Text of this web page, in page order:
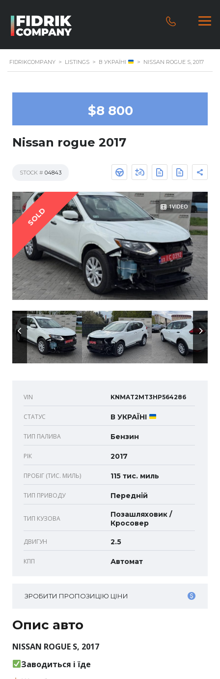
FIDRIKCOMPANY > LISTINGS > В УКРАЇНІ > NISSAN ROGUE S, 2017
$8 800
Nissan rogue 2017
STOCK # 04843
1VIDEO
SOLD
VIN KNMAT2MT3HP564286
СТАТУС В УКРАЇНІ
ТИП ПАЛИВА Бензин
РІК 2017
ПРОБІГ (ТИС. МИЛЬ) 115 тис. миль
ТИП ПРИВОДУ Передній
ТИП КУЗОВА
Позашляховик /
Кросовер
ДВИГУН 2.5
КПП Автомат
ЗРОБИТИ ПРОПОЗИЦІЮ ЦІНИ
Опис авто
NISSAN ROGUE S, 2017
Заводиться і їде